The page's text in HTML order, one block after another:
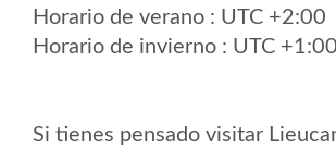
Horario de verano : UTC +2:00
Horario de invierno : UTC +1:00
Si tienes pensado visitar